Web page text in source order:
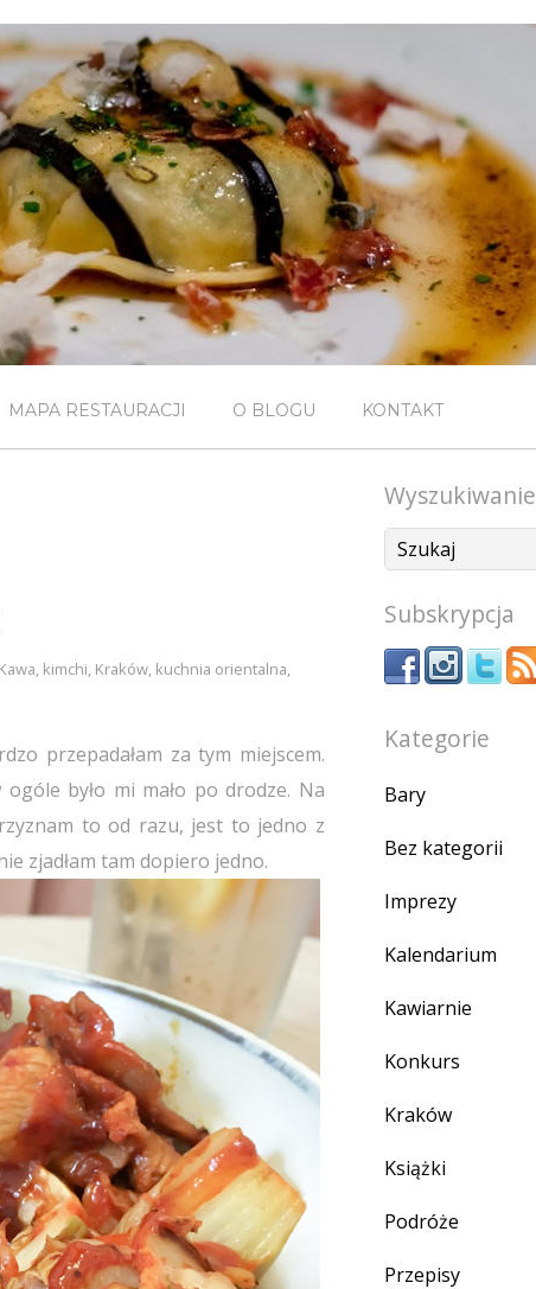
MAPA RESTAURACJI O BLOGU KONTAKT
Kawa, kimchi, Kraków, kuchnia orientalna,
przepadałam za tym miejscem.
było mi mało po drodze. Na
to od razu, jest to jedno z
zjadłam tam dopiero jedno.
Wyszukiwanie
Subskrypcja
Kategorie
Bary
Bez kategorii
Imprezy
Kalendarium
Kawiarnie
Konkurs
Kraków
Książki
Podróże
Przepisy